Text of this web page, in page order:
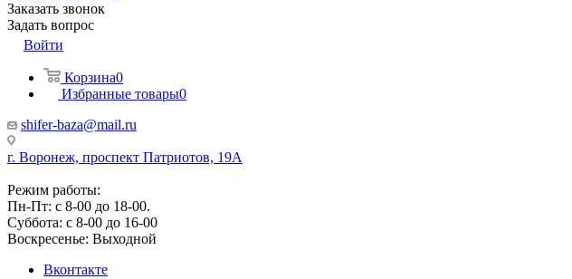
Заказать звонок
Задать вопрос
Войти
Корзина0
Избранные товары0
shifer-baza@mail.ru
г. Воронеж, проспект Патриотов, 19А
Режим работы:
Пн-Пт: с 8-00 до 18-00.
Суббота: с 8-00 до 16-00
Воскресенье: Выходной
Вконтакте